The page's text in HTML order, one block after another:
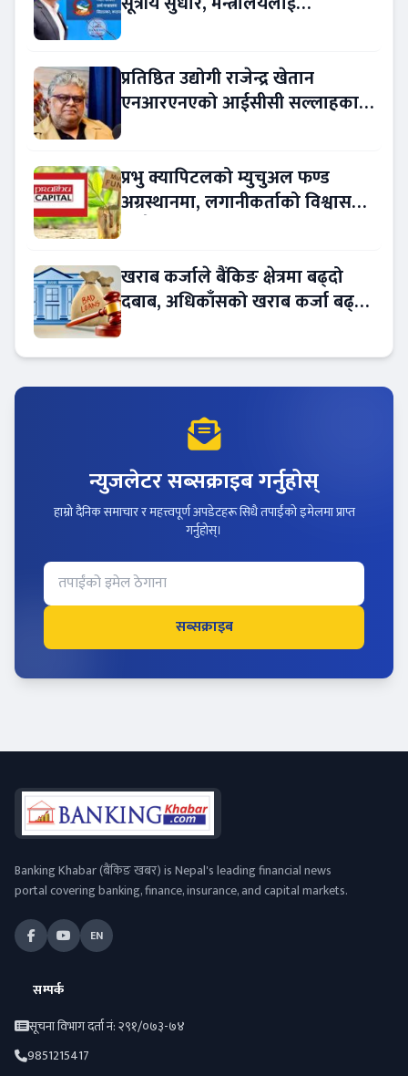
प्रतिष्ठित उद्योगी राजेन्द्र खेतान
एनआरएनएको आईसीसी सल्लाहकार
प्रभु क्यापिटलको म्युचुअल फण्ड
अग्रस्थानमा, लगानीकर्ताको विश्वास
खराब कर्जाले बैंकिङ क्षेत्रमा बढ्दो
दबाब, अधिकाँसको खराब कर्जा बढ्दो
न्युजलेटर सब्सक्राइब गर्नुहोस्
हाम्रो दैनिक समाचार र महत्त्वपूर्ण अपडेटहरू सिधै तपाईंको इमेलमा प्राप्त
गर्नुहोस्।
सब्सक्राइब
Banking Khabar (बैंकिङ खबर) is Nepal's leading financial news
portal covering banking, finance, insurance, and capital markets.
EN
सम्पर्क
सूचना विभाग दर्ता नं: २९१/०७३-७४
9851215417